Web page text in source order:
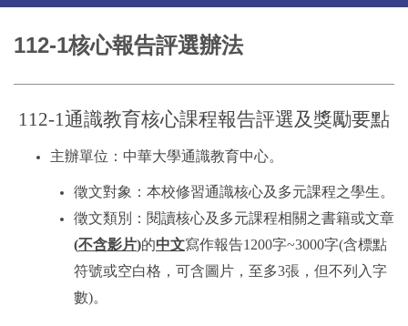
112-1核心報告評選辦法
112-1通識教育核心課程報告評選及獎勵要點
主辦單位：中華大學通識教育中心。
徵文對象：本校修習通識核心及多元課程之學生。
徵文類別：閱讀核心及多元課程相關之書籍或文章
(不含影片)的中文寫作報告1200字~3000字(含標點
符號或空白格，可含圖片，至多3張，但不列入字
數)。